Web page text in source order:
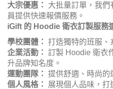
大宗優惠：
大批量訂單，我
員提供快速報價服務。
iGift 的 Hoodie 衛衣訂製服務
學校團體： 打造獨特的班服、
企業活動： 訂製 Hoodie 衛衣
升品牌知名度。
運動團隊： 提供舒適、時尚的
個人風格：
展現個人品味，打